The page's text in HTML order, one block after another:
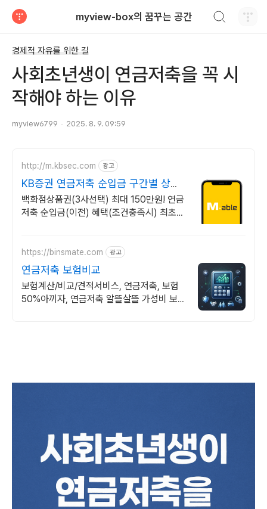
myview-box의 꿈꾸는 공간
경제적 자유를 위한 길
사회초년생이 연금저축을 꼭 시
작해야 하는 이유
myview6799 2025. 8. 9. 09:59
http://m.kbsec.com 광고
KB증권 연금저축 순입금 구간별 상품
권 혜택
백화점상품권(3사선택) 최대 150만원! 연금
저축 순입금(이전) 혜택(조건충족시) 최초
https://binsmate.com 광고
연금저축 보험비교
보험계산/비교/견적서비스, 연금저축, 보험
50%아끼자, 연금저축 알뜰살뜰 가성비 보험